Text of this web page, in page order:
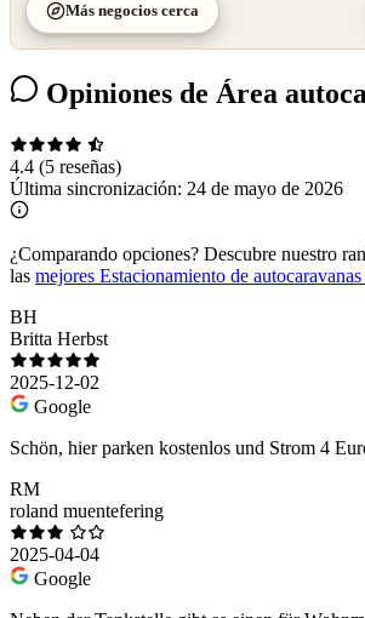
Más negocios cerca
Opiniones de Área
4.4 (5 reseñas)
Última sincronización: 24 de mayo de 2026
¿Comparando opciones? Descubre nuestro
las mejores Estacionamiento de
BH
Britta Herbst
2025-12-02
Google
Schön, hier parken kostenlos und Strom 4
RM
roland muentefering
2025-04-04
Google